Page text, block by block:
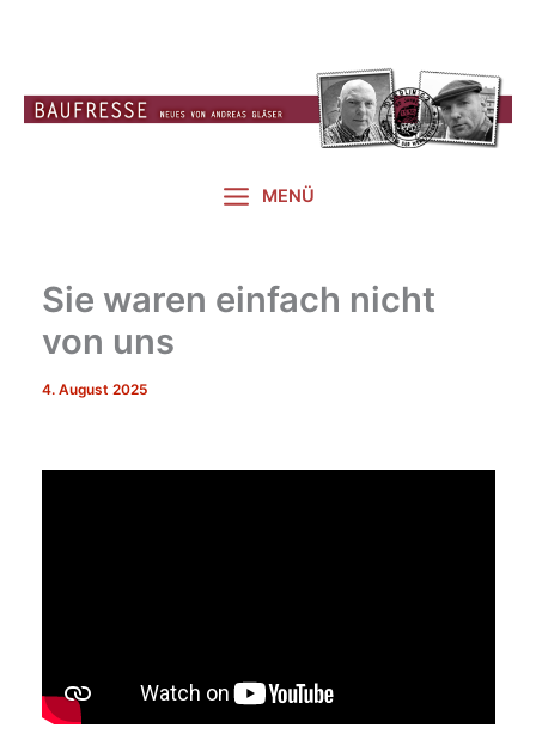
MENÜ
Sie waren einfach nicht
von uns
4. August 2025